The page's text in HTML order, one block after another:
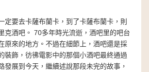
定要去卡薩布蘭卡，到了卡薩布蘭卡，則
克酒吧。 70多年時光流逝，酒吧里的吧台
原來的地方。不過在細節上，酒吧還是採
裝飾，彷彿電影中的那個小酒吧最終通過
發展到今天，繼續述說那段未完的故事，